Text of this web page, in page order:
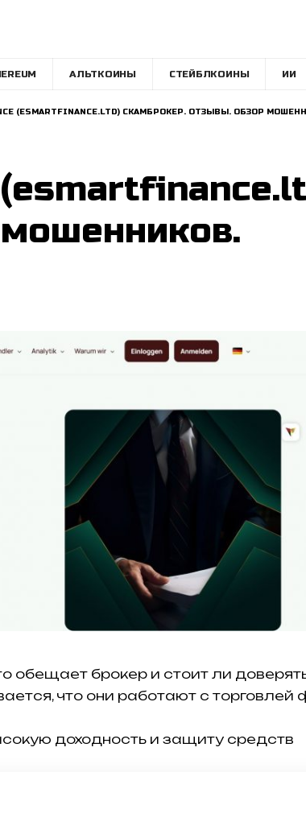
АЛЬТКОИНЫ СТЕЙБЛКОИНЫ ИИ
(ESMARTFINANCE.LTD) СКАМБРОКЕР. ОТЗЫВЫ. ОБЗОР
обещает брокер и стоит ли
что они работают с торговлей
доходность и защиту средств